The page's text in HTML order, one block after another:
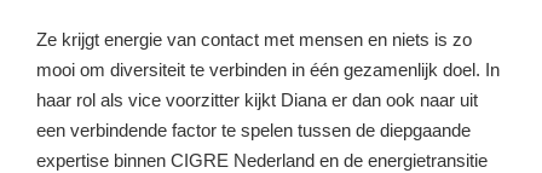
Ze krijgt energie van contact met mensen en niets is zo
mooi om diversiteit te verbinden in één gezamenlijk doel. In
haar rol als vice voorzitter kijkt Diana er dan ook naar uit
een verbindende factor te spelen tussen de diepgaande
expertise binnen CIGRE Nederland en de energietransitie